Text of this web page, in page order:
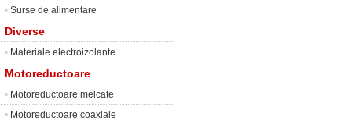
• Surse de alimentare
Diverse
• Materiale electroizolante
Motoreductoare
• Motoreductoare melcate
• Motoreductoare coaxiale